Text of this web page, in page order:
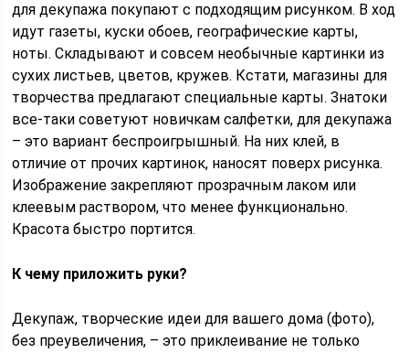
для декупажа покупают с подходящим рисунком. В ход
идут газеты, куски обоев, географические карты,
ноты. Складывают и совсем необычные картинки из
сухих листьев, цветов, кружев. Кстати, магазины для
творчества предлагают специальные карты. Знатоки
все-таки советуют новичкам салфетки, для декупажа
– это вариант беспроигрышный. На них клей, в
отличие от прочих картинок, наносят поверх рисунка.
Изображение закрепляют прозрачным лаком или
клеевым раствором, что менее функционально.
Красота быстро портится.
К чему приложить руки?
Декупаж, творческие идеи для вашего дома (фото),
без преувеличения, – это приклеивание не только